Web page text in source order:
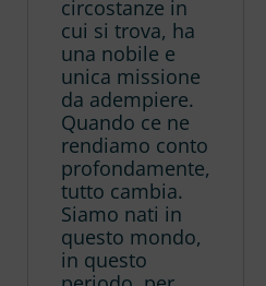
circostanze in
cui si trova, ha
una nobile e
unica missione
da adempiere.
Quando ce ne
rendiamo conto
profondamente,
tutto cambia.
Siamo nati in
questo mondo,
in questo